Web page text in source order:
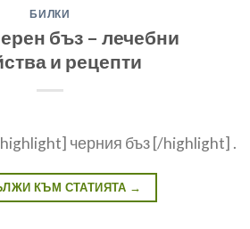
БИЛКИ
бъз – лечебни
и рецепти
черния бъз [/highlight] .
КЪМ СТАТИЯТА →